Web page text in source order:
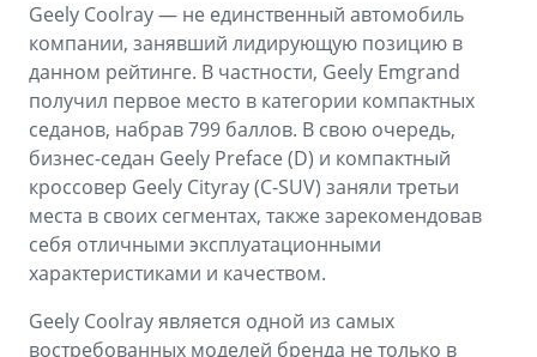
Geely Coolray — не единственный автомобиль
компании, занявший лидирующую позицию в
данном рейтинге. В частности, Geely Emgrand
получил первое место в категории компактных
седанов, набрав 799 баллов. В свою очередь,
бизнес-седан Geely Preface (D) и компактный
кроссовер Geely Cityray (C-SUV) заняли третьи
места в своих сегментах, также зарекомендовав
себя отличными эксплуатационными
характеристиками и качеством.
Geely Coolray является одной из самых
востребованных моделей бренда не только в